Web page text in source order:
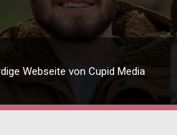
Webseite von Cupid Media